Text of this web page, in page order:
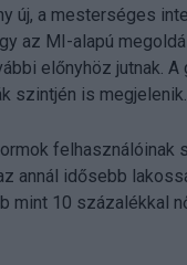
új, a mesterséges
az MI-alapú
előnyhöz jutnak.
szintjén is megjelenik.
felhasználóinak
annál idősebb
10 százalékkal